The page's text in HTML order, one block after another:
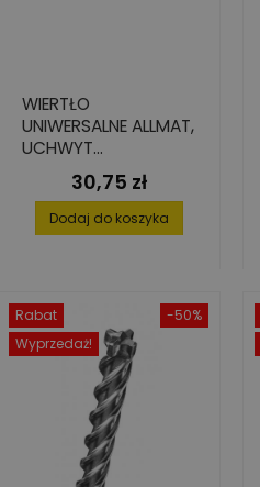
WIERTŁO
UNIWERSALNE ALLMAT,
UCHWYT
CYLINDRYCZNY,
6,0X110/150
Cena
30,75 zł
Dodaj do koszyka
-50%
Rabat
Wyprzedaż!